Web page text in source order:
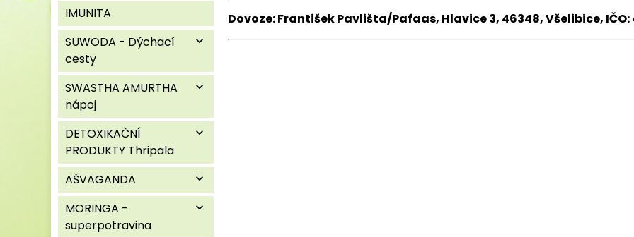
IMUNITA
SUWODA - Dýchací
cesty
expand_more
SWASTHA AMURTHA
nápoj
expand_more
DETOXIKAČNÍ
PRODUKTY Thripala
expand_more
AŠVAGANDA expand_more
MORINGA -
superpotravina
expand_more
Dovoze: František Pavlišta/Pafaas, Hlavice 3, 46348, Všelibice, IČO: